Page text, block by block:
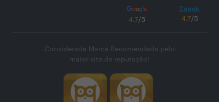
4.7/5 4.7/5
Considerada Marca Recomendada pelo
maior site de reputação!